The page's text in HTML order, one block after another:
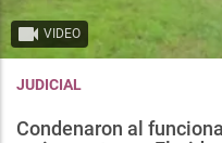
VIDEO
JUDICIAL
Condenaron al